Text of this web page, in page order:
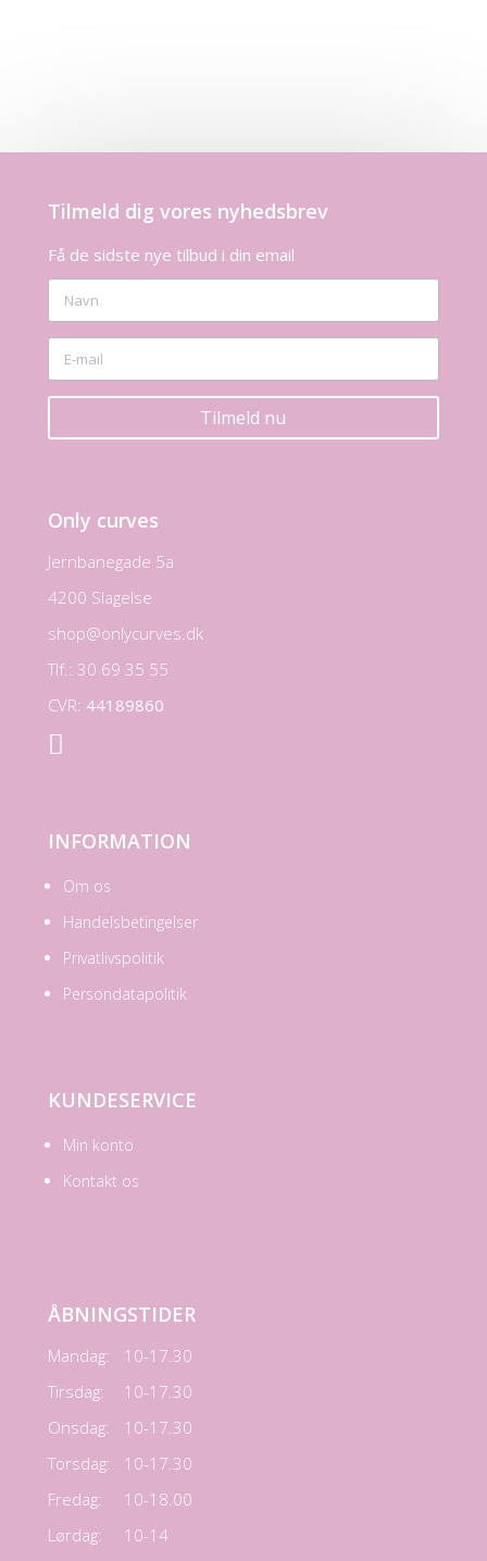
Tilmeld dig vores nyhedsbrev
Få de sidste nye tilbud i din email
Tilmeld nu
Only curves
Jernbanegade 5a
4200 Slagelse
shop@onlycurves.dk
Tlf.: 30 69 35 55
CVR: 44189860

INFORMATION
Om os
Handelsbetingelser
Privatlivspolitik
Persondatapolitik
KUNDESERVICE
Min konto
Kontakt os
ÅBNINGSTIDER
Mandag:
10-17.30
Tirsdag:
10-17.30
Onsdag:
10-17.30
Torsdag:
10-17.30
Fredag:
10-18.00
Lørdag:
10-14